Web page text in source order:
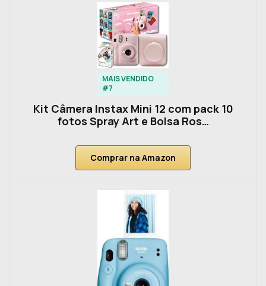
MAIS VENDIDO
#7
Kit Câmera Instax Mini 12 com pack 10
fotos Spray Art e Bolsa Ros…
Comprar na Amazon